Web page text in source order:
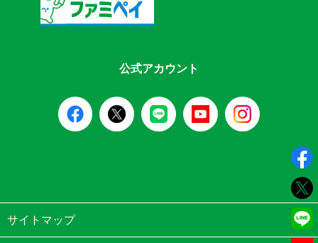
公式アカウント
サイトマップ